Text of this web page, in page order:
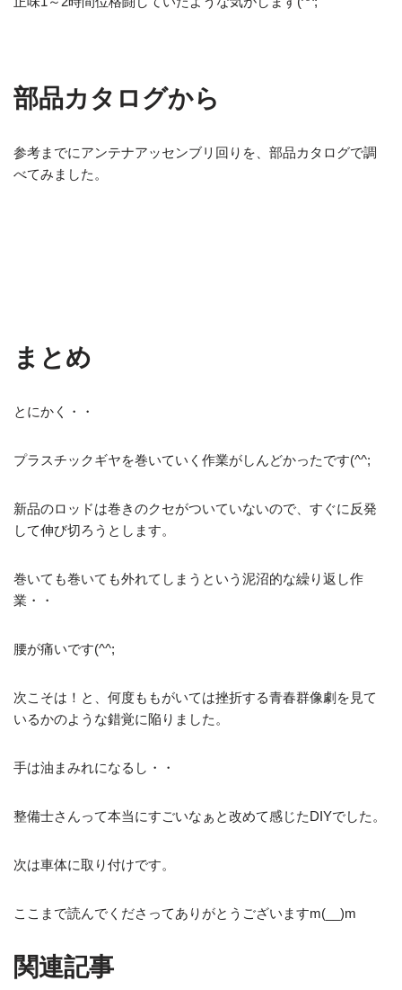
部品カタログから
参考までにアンテナアッセンブリ回りを、部品カタログで調
べてみました。
まとめ
とにかく・・
プラスチックギヤを巻いていく作業がしんどかったです(^^;
新品のロッドは巻きのクセがついていないので、すぐに反発
して伸び切ろうとします。
巻いても巻いても外れてしまうという泥沼的な繰り返し作
業・・
腰が痛いです(^^;
次こそは！と、何度ももがいては挫折する青春群像劇を見て
いるかのような錯覚に陥りました。
手は油まみれになるし・・
整備士さんって本当にすごいなぁと改めて感じたDIYでした。
次は車体に取り付けです。
ここまで読んでくださってありがとうございますm(__)m
関連記事